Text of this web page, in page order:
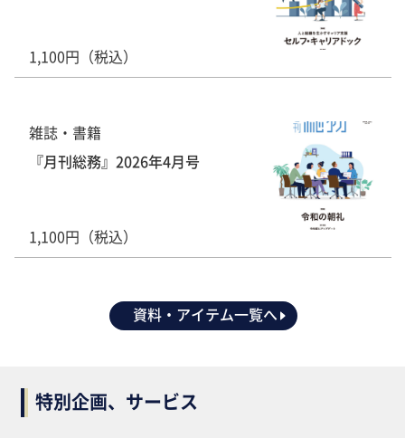
1,100円（税込）
雑誌・書籍
『月刊総務』2026年4月号
1,100円（税込）
資料・アイテム一覧へ
特別企画、サービス